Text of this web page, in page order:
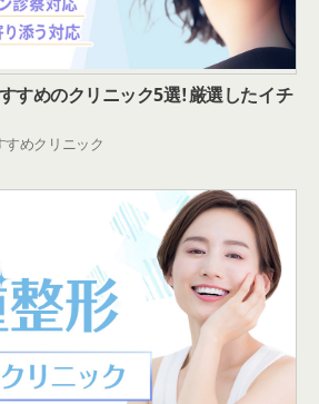
すめのクリニック5選！厳選したイチ
めクリニック